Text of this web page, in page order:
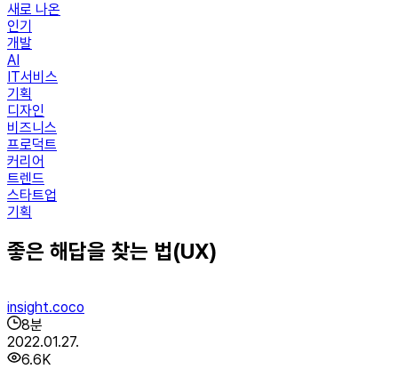
새로 나온
인기
개발
AI
IT서비스
기획
디자인
비즈니스
프로덕트
커리어
트렌드
스타트업
기획
좋은 해답을 찾는 법(UX)
insight.coco
8분
2022.01.27.
6.6K